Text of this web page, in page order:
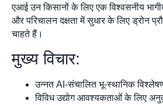
एआई उन किसानों के लिए एक विश्वसनीय
और परिचालन दक्षता में सुधार के लिए ड्रोन
चाहते हैं।
मुख्य विचार:
उन्नत AI-संचालित भू-स्थानिक
विविध उद्योग आवश्यकताओं के लिए